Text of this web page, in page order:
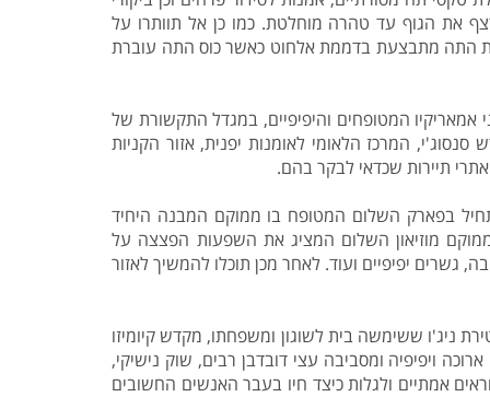
את הגוף עד טהרה מוחלטת. כמו כן אל תוותרו על
התה מתבצעת בדממת אלחוט כאשר כוס התה עוברת
אמאריקיו המטופחים והיפיפיים, במגדל התקשורת של
המרכז הלאומי לאומנות יפנית, אזור הקניות
תיירות שכדאי לבקר בהם.
בפארק השלום המטופח בו ממוקם המבנה היחיד
מוזיאון השלום המציג את השפעות הפצצה על
גשרים יפיפיים ועוד. לאחר מכן תוכלו להמשיך לאזור
ניג'ו ששימשה בית לשוגון ומשפחתו, מקדש קיומיזו
ויפיפיה ומסביבה עצי דובדבן רבים, שוק נישיקי,
אמתיים ולגלות כיצד חיו בעבר האנשים החשובים